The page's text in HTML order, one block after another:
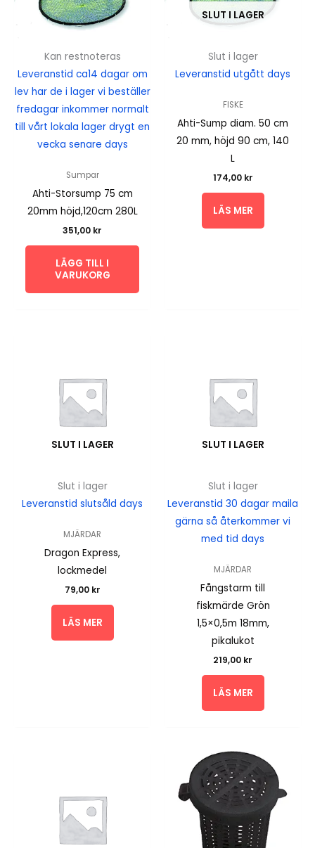
Kan restnoteras
Leveranstid ca14 dagar om
lev har de i lager vi beställer
fredagar inkommer normalt
till vårt lokala lager drygt en
vecka senare days
Sumpar
Ahti-Storsump 75 cm
20mm höjd,120cm 280L
351,00 kr
LÄGG TILL I
VARUKORG
SLUT I LAGER
Slut i lager
Leveranstid utgått days
FISKE
Ahti-Sump diam. 50 cm
20 mm, höjd 90 cm, 140
L
174,00 kr
LÄS MER
SLUT I LAGER
Slut i lager
Leveranstid slutsåld days
MJÄRDAR
Dragon Express,
lockmedel
79,00 kr
LÄS MER
SLUT I LAGER
Slut i lager
Leveranstid 30 dagar maila
gärna så återkommer vi
med tid days
MJÄRDAR
Fångstarm till
fiskmärde Grön
1,5×0,5m 18mm,
pikalukot
219,00 kr
LÄS MER